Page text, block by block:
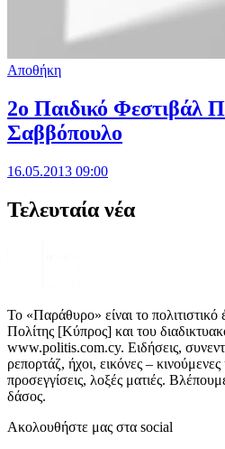
Αποθήκη
2ο Παιδικό Φεστιβάλ
Σαββόπουλο
16.05.2013 09:00
Τελευταία νέα
Το «Παράθυρο» είναι το πολιτιστικό
Πολίτης [Κύπρος] και του
www.politis.com.cy. Ειδήσεις,
ρεπορτάζ, ήχοι, εικόνες – κινούμενες
προσεγγίσεις, λοξές ματιές.
δάσος.
Ακολουθήστε μας στα social